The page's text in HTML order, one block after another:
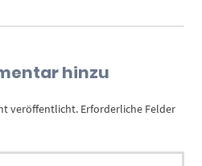
hinzu
veröffentlicht. Erforderliche Felder